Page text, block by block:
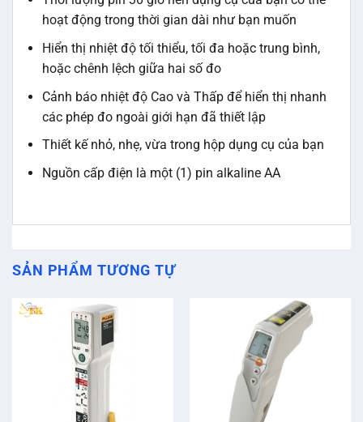
hoạt động trong thời gian dài như bạn muốn
Hiển thị nhiệt độ tối thiểu, tối đa hoặc trung bình,
hoặc chênh lệch giữa hai số đo
Cảnh báo nhiệt độ Cao và Thấp để hiển thị nhanh
các phép đo ngoài giới hạn đã thiết lập
Thiết kế nhỏ, nhẹ, vừa trong hộp dụng cụ của bạn
Nguồn cấp điện là một (1) pin alkaline AA
SẢN PHẨM TƯƠNG TỰ